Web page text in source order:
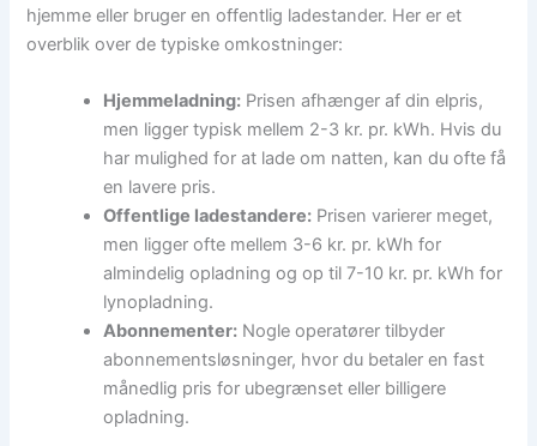
hjemme eller bruger en offentlig ladestander. Her er et
overblik over de typiske omkostninger:
Hjemmeladning: Prisen afhænger af din elpris,
men ligger typisk mellem 2-3 kr. pr. kWh. Hvis du
har mulighed for at lade om natten, kan du ofte få
en lavere pris.
Offentlige ladestandere: Prisen varierer meget,
men ligger ofte mellem 3-6 kr. pr. kWh for
almindelig opladning og op til 7-10 kr. pr. kWh for
lynopladning.
Abonnementer: Nogle operatører tilbyder
abonnementsløsninger, hvor du betaler en fast
månedlig pris for ubegrænset eller billigere
opladning.